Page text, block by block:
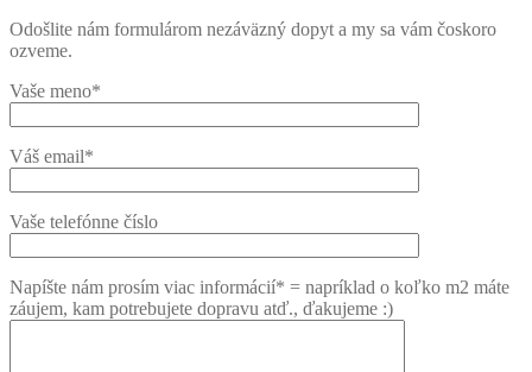
Odošlite nám formulárom nezáväzný dopyt a my sa vám čoskoro
ozveme.
Vaše meno*
Váš email*
Vaše telefónne číslo
Napíšte nám prosím viac informácií* = napríklad o koľko m2 máte
záujem, kam potrebujete dopravu atď., ďakujeme :)